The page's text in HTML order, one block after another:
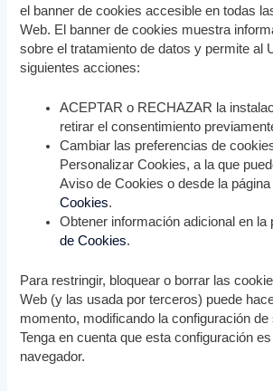
el banner de cookies accesible en todas
Web. El banner de cookies muestra
sobre el tratamiento de datos y permite al
siguientes acciones:
ACEPTAR o RECHAZAR la
retirar el consentimiento
Cambiar las preferencias de
Personalizar Cookies, a la que
Aviso de Cookies o desde la página
Cookies.
Obtener información adicional en la
de Cookies.
Para restringir, bloquear o borrar las
Web (y las usada por terceros) puede
momento, modificando la configuración de
Tenga en cuenta que esta configuración
navegador.